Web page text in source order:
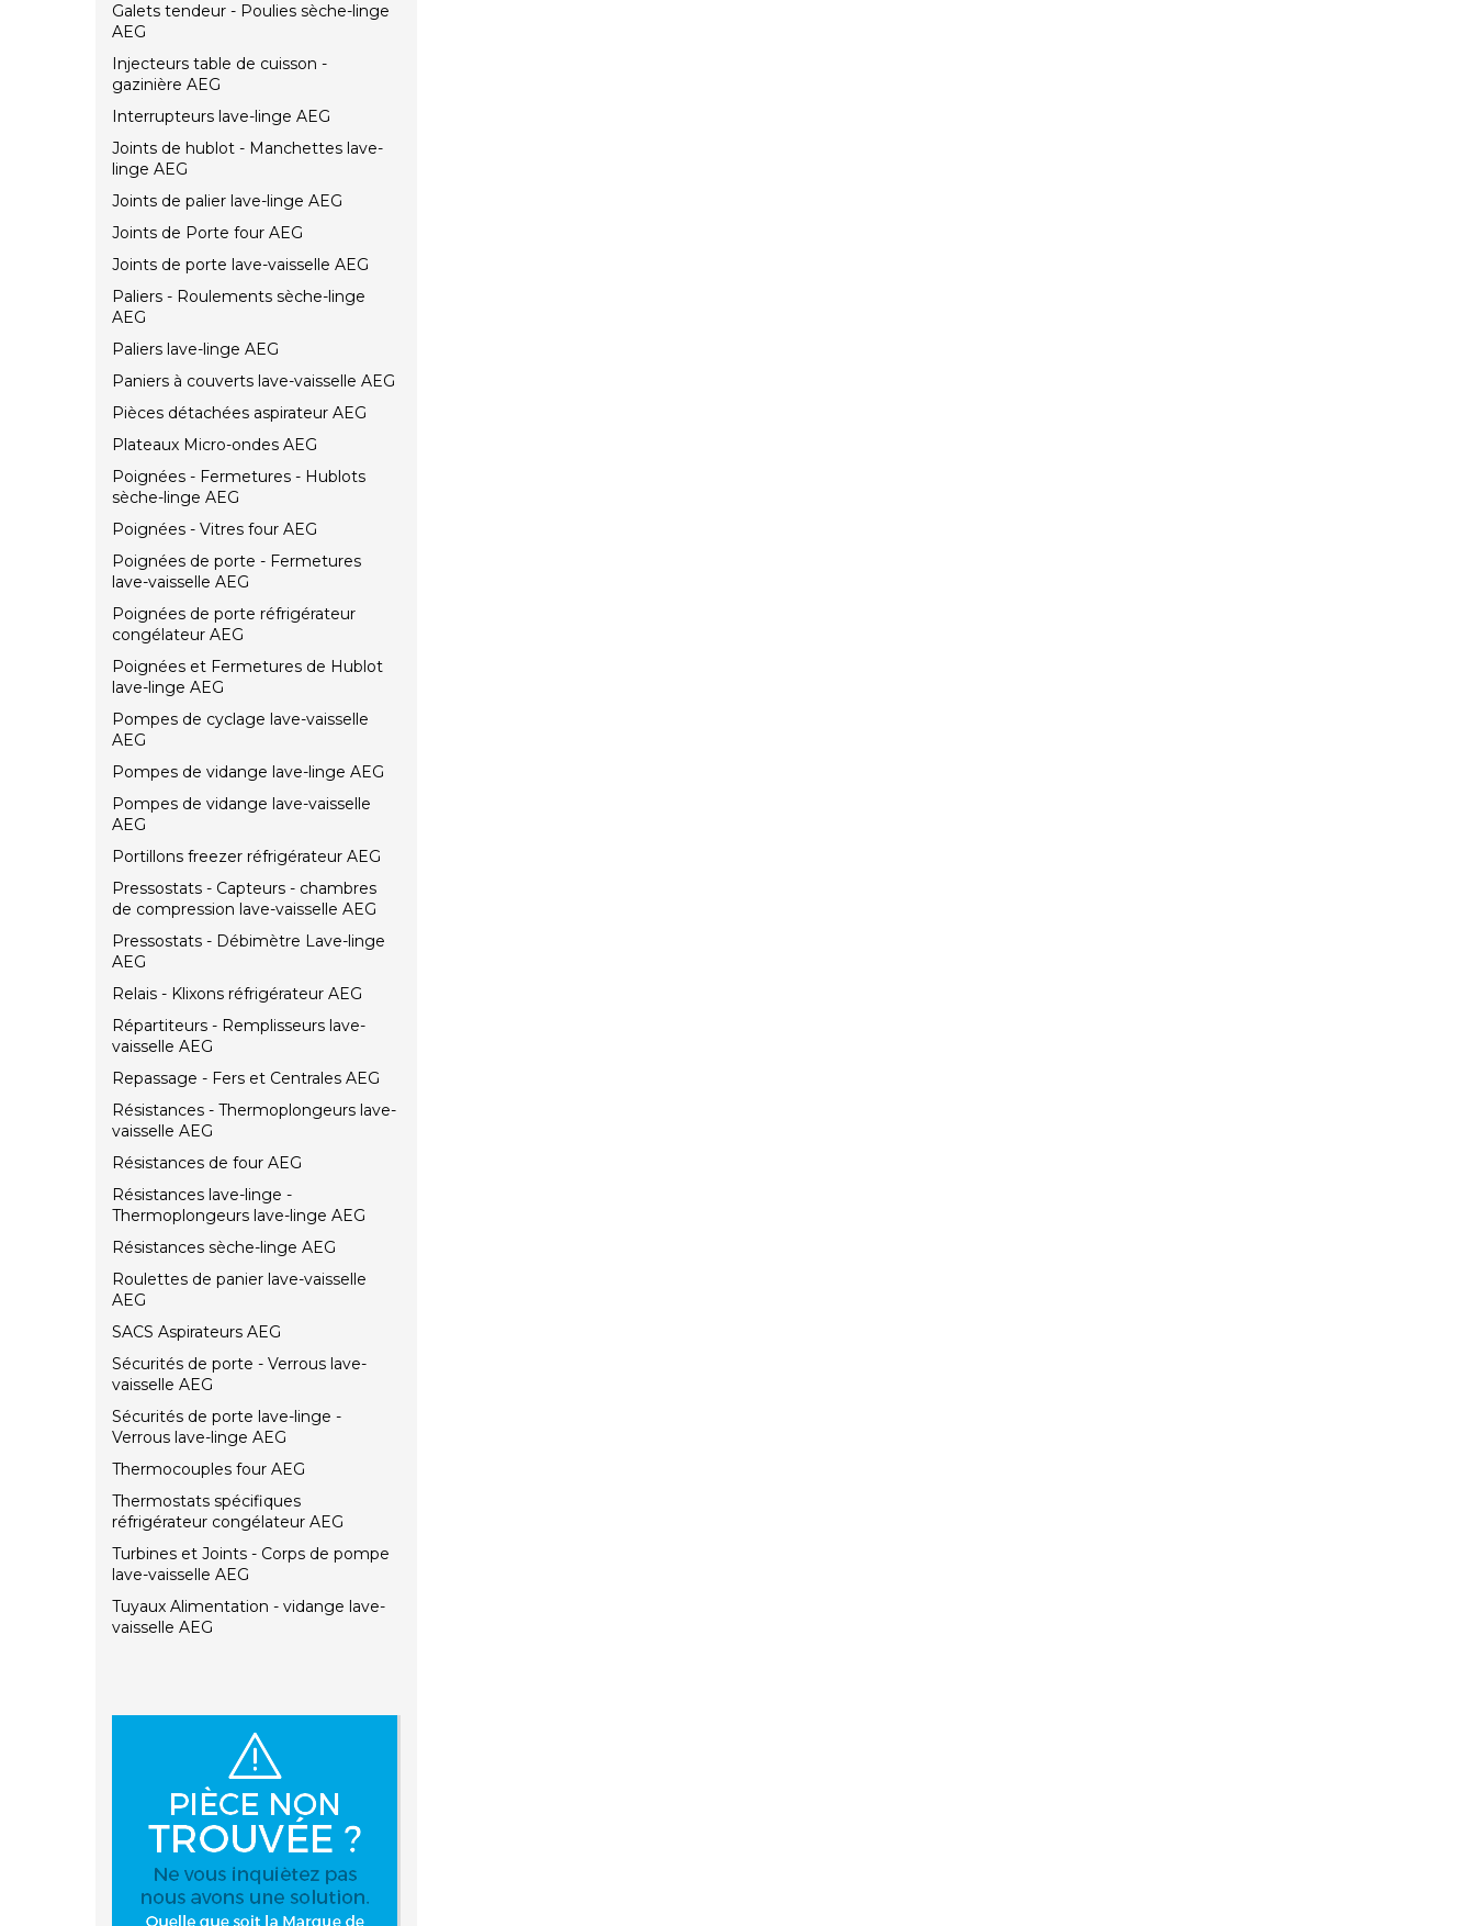
Galets tendeur - Poulies sèche-linge
AEG
Injecteurs table de cuisson -
gazinière AEG
Interrupteurs lave-linge AEG
Joints de hublot - Manchettes lave-
linge AEG
Joints de palier lave-linge AEG
Joints de Porte four AEG
Joints de porte lave-vaisselle AEG
Paliers - Roulements sèche-linge
AEG
Paliers lave-linge AEG
Paniers à couverts lave-vaisselle AEG
Pièces détachées aspirateur AEG
Plateaux Micro-ondes AEG
Poignées - Fermetures - Hublots
sèche-linge AEG
Poignées - Vitres four AEG
Poignées de porte - Fermetures
lave-vaisselle AEG
Poignées de porte réfrigérateur
congélateur AEG
Poignées et Fermetures de Hublot
lave-linge AEG
Pompes de cyclage lave-vaisselle
AEG
Pompes de vidange lave-linge AEG
Pompes de vidange lave-vaisselle
AEG
Portillons freezer réfrigérateur AEG
Pressostats - Capteurs - chambres
de compression lave-vaisselle AEG
Pressostats - Débimètre Lave-linge
AEG
Relais - Klixons réfrigérateur AEG
Répartiteurs - Remplisseurs lave-
vaisselle AEG
Repassage - Fers et Centrales AEG
Résistances - Thermoplongeurs lave-
vaisselle AEG
Résistances de four AEG
Résistances lave-linge -
Thermoplongeurs lave-linge AEG
Résistances sèche-linge AEG
Roulettes de panier lave-vaisselle
AEG
SACS Aspirateurs AEG
Sécurités de porte - Verrous lave-
vaisselle AEG
Sécurités de porte lave-linge -
Verrous lave-linge AEG
Thermocouples four AEG
Thermostats spécifiques
réfrigérateur congélateur AEG
Turbines et Joints - Corps de pompe
lave-vaisselle AEG
Tuyaux Alimentation - vidange lave-
vaisselle AEG